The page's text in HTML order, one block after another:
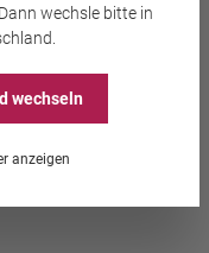
wechsle bitte in
wechseln
anzeigen